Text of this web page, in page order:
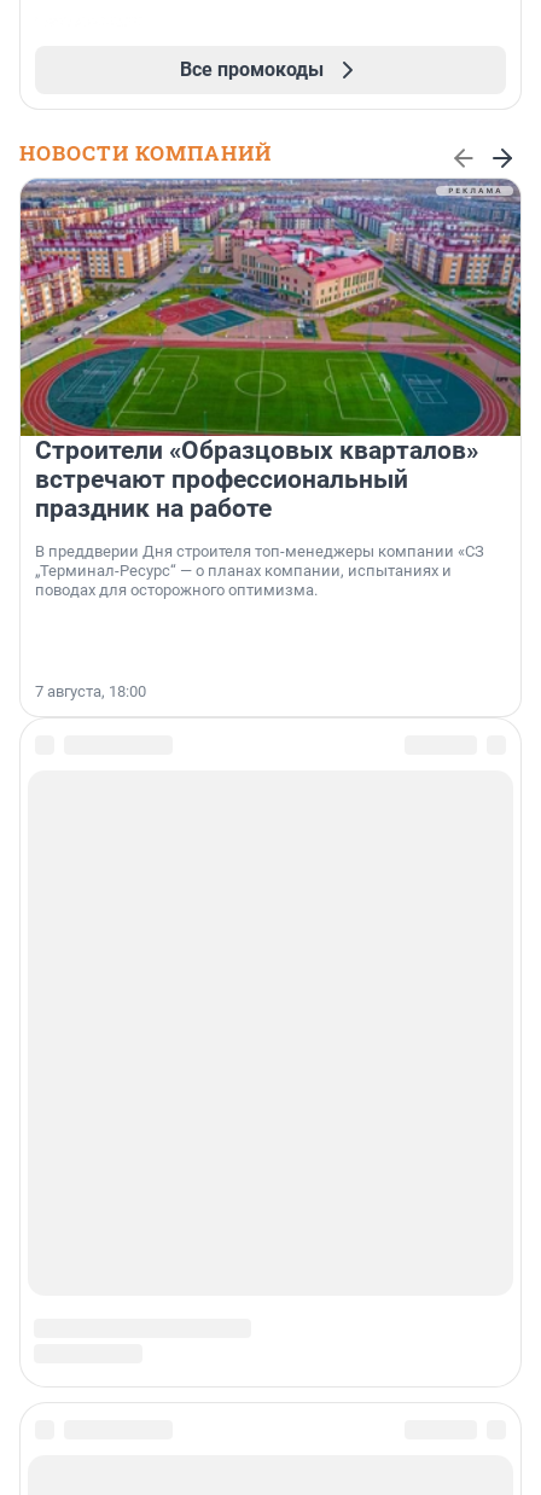
Все промокоды
НОВОСТИ КОМПАНИЙ
Строители «Образцовых кварталов»
встречают профессиональный
праздник на работе
В преддверии Дня строителя топ-менеджеры компании «СЗ
„Терминал-Ресурс“ — о планах компании, испытаниях и
поводах для осторожного оптимизма.
7 августа, 18:00